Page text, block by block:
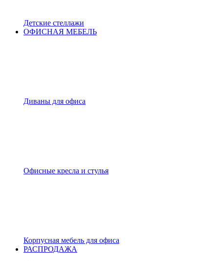
Детские стеллажи
ОФИСНАЯ МЕБЕЛЬ
Диваны для офиса
Офисные кресла и стулья
Корпусная мебель для офиса
РАСПРОДАЖА